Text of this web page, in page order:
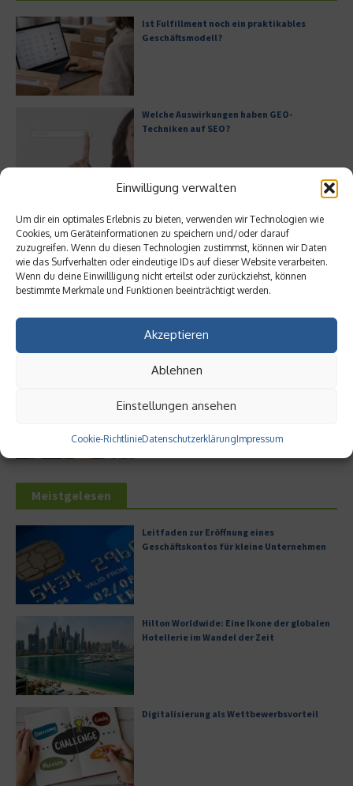
Einwilligung verwalten
Um dir ein optimales Erlebnis zu bieten, verwenden wir Technologien wie
Cookies, um Geräteinformationen zu speichern und/oder darauf
zuzugreifen. Wenn du diesen Technologien zustimmst, können wir Daten
wie das Surfverhalten oder eindeutige IDs auf dieser Website verarbeiten.
Wenn du deine Einwillligung nicht erteilst oder zurückziehst, können
bestimmte Merkmale und Funktionen beeinträchtigt werden.
Akzeptieren
Ablehnen
Einstellungen ansehen
Cookie-RichtlinieDatenschutzerklärungImpressum
Ist Fulfillment noch ein praktikables
Geschäftsmodell?
Welche Auswirkungen haben GEO-
Techniken auf SEO?
Warum ist Cloud-Hosting für die Industrie
Meistgelesen
Leitfaden zur Eröffnung eines
Geschäftskontos für kleine Unternehmen
Hilton Worldwide: Eine Ikone der globalen
Hotellerie im Wandel der Zeit
Digitalisierung als Wettbewerbsvorteil